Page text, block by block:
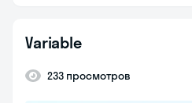
Variable
233 просмотров